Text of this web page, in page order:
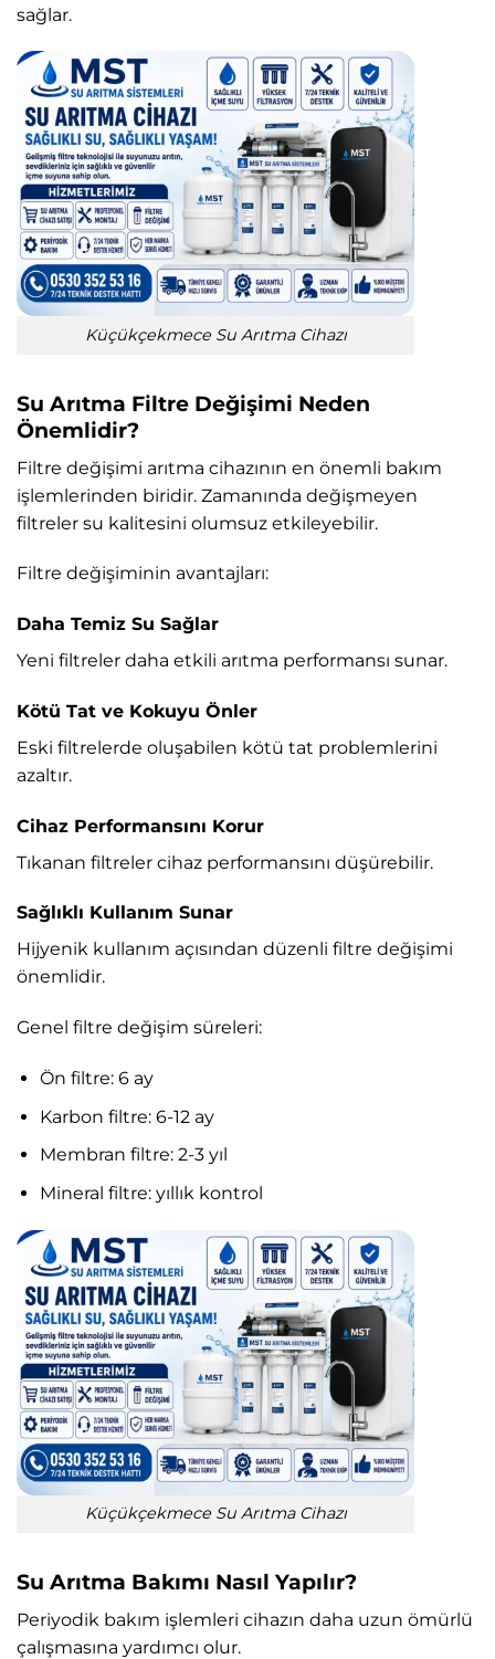
sağlar.
Küçükçekmece Su Arıtma Cihazı
Su Arıtma Filtre Değişimi Neden
Önemlidir?
Filtre değişimi arıtma cihazının en önemli bakım
işlemlerinden biridir. Zamanında değişmeyen
filtreler su kalitesini olumsuz etkileyebilir.
Filtre değişiminin avantajları:
Daha Temiz Su Sağlar
Yeni filtreler daha etkili arıtma performansı sunar.
Kötü Tat ve Kokuyu Önler
Eski filtrelerde oluşabilen kötü tat problemlerini
azaltır.
Cihaz Performansını Korur
Tıkanan filtreler cihaz performansını düşürebilir.
Sağlıklı Kullanım Sunar
Hijyenik kullanım açısından düzenli filtre değişimi
önemlidir.
Genel filtre değişim süreleri:
Ön filtre: 6 ay
Karbon filtre: 6-12 ay
Membran filtre: 2-3 yıl
Mineral filtre: yıllık kontrol
Küçükçekmece Su Arıtma Cihazı
Su Arıtma Bakımı Nasıl Yapılır?
Periyodik bakım işlemleri cihazın daha uzun ömürlü
çalışmasına yardımcı olur.